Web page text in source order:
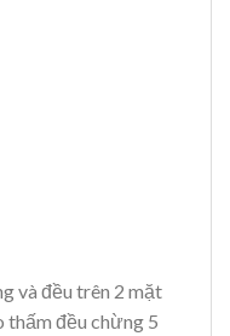
và đều trên 2 mặt
đều chừng 5